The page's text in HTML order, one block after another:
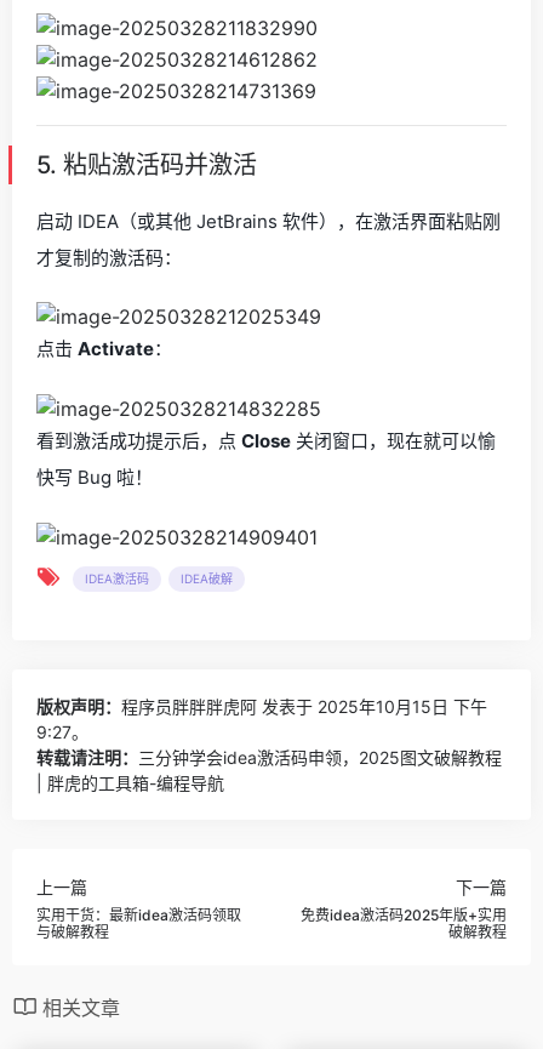
5. 粘贴激活码并激活
启动 IDEA（或其他 JetBrains 软件），在激活界面粘贴刚
才复制的激活码：
点击 Activate：
看到激活成功提示后，点 Close 关闭窗口，现在就可以愉
快写 Bug 啦！
IDEA激活码 IDEA破解
版权声明： 程序员胖胖胖虎阿 发表于 2025年10月15日 下午
9:27。
转载请注明： 三分钟学会idea激活码申领，2025图文破解教程
| 胖虎的工具箱-编程导航
上一篇
实用干货：最新idea激活码领取
与破解教程
下一篇
免费idea激活码2025年版+实用
破解教程
相关文章